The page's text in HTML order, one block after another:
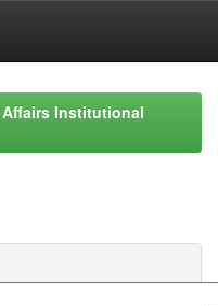
Institutional